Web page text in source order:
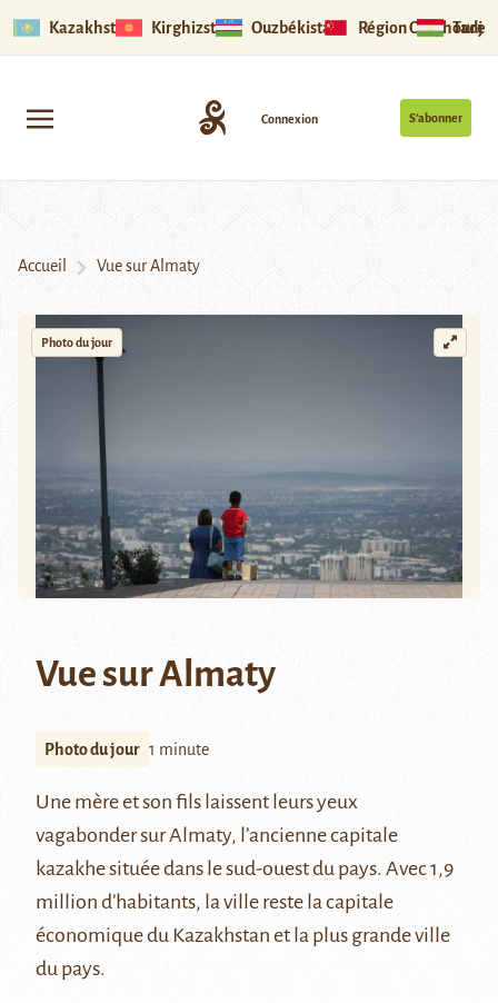
Kazakhstan Kirghizstan Ouzbékistan Région Ouïghoure
S’abonner
Connexion
Accueil Vue sur Almaty
Photo du jour
Vue sur Almaty
Photo du jour 1 minute
Une mère et son fils laissent leurs yeux
vagabonder surAlmaty, l’ancienne capitale
kazakhe située dans le sud-ouest du pays. Avec 1,9
million d’habitants, la ville reste la capitale
économique du Kazakhstan et la plus grande ville
du pays.